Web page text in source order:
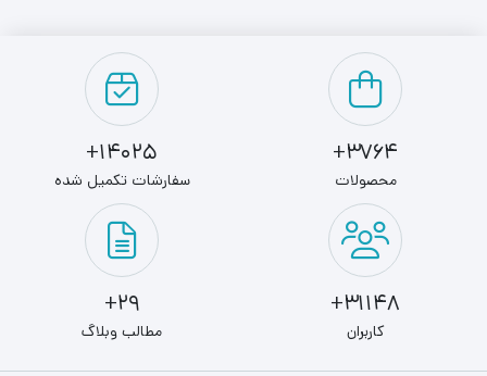
ماوس خود در کنار وسایل بی‌سیم دیگر استفاده نمایید.
این ماوس از یک حسگر اپتیکال بهره می‌برد که قابلیت تشخیص
1000 نقطه در هر اینچ را دارد یا به عبارتی دقت حسگر این
ماوس 1000dpi است که این دقت قابلیت کنترل نشانگر ماوس
را بسیار بالا می‌برد، همچنین حرکتی نرم و روان را همراه با امکان
مرور هرچه بهتر صفحات اینترنت و فایل‌های اسناد برای شما
فراهم می‌سازد.
ماوس رپو مدل Rapoo 1620 از یک فرستنده بسیار کوچک
3764+
محصولات
14025+
سفارشات تکمیل شده
31148+
کاربران
29+
مطالب وبلاگ